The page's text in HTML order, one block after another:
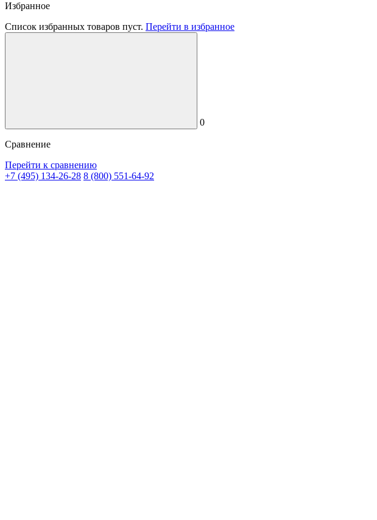
Избранное
Список избранных товаров пуст. Перейти в избранное
0
Сравнение
Перейти к сравнению
+7 (495) 134-26-28 8 (800) 551-64-92